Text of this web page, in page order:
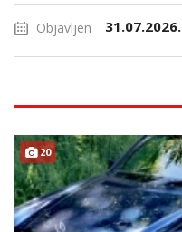
Objavljen 31.07.2026.
20